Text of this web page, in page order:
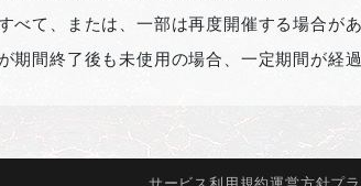
べて、または、一部は再度開催する場合があ
期間終了後も未使用の場合、一定期間が経